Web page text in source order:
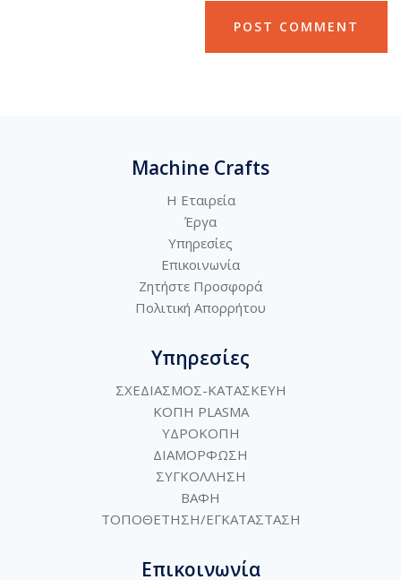
Machine Crafts
Η Εταιρεία
Έργα
Υπηρεσίες
Επικοινωνία
Ζητήστε Προσφορά
Πολιτική Απορρήτου
Υπηρεσίες
ΣΧΕΔΙΑΣΜΟΣ-ΚΑΤΑΣΚΕΥΗ
ΚΟΠΗ PLASMA
ΥΔΡΟΚΟΠΗ
ΔΙΑΜΟΡΦΩΣΗ
ΣΥΓΚΟΛΛΗΣΗ
ΒΑΦΗ
ΤΟΠΟΘΕΤΗΣΗ/ΕΓΚΑΤΑΣΤΑΣΗ
Επικοινωνία